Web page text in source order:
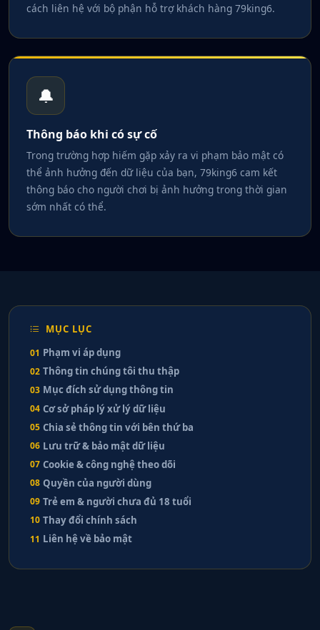
cách liên hệ với bộ phận hỗ trợ khách hàng 79king6.
🔔
Thông báo khi có sự cố
Trong trường hợp hiếm gặp xảy ra vi phạm bảo mật có
thể ảnh hưởng đến dữ liệu của bạn, 79king6 cam kết
thông báo cho người chơi bị ảnh hưởng trong thời gian
sớm nhất có thể.
MỤC LỤC
01 Phạm vi áp dụng
02 Thông tin chúng tôi thu thập
03 Mục đích sử dụng thông tin
04 Cơ sở pháp lý xử lý dữ liệu
05 Chia sẻ thông tin với bên thứ ba
06 Lưu trữ & bảo mật dữ liệu
07 Cookie & công nghệ theo dõi
08 Quyền của người dùng
09 Trẻ em & người chưa đủ 18 tuổi
10 Thay đổi chính sách
11 Liên hệ về bảo mật